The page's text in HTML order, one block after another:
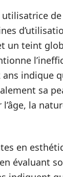
un teint
ans indique
sa
la
en
évaluant